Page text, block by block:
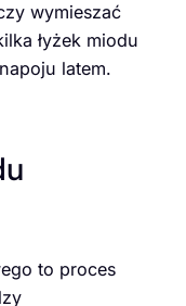
wymieszać
łyżek miodu
latem.
to proces